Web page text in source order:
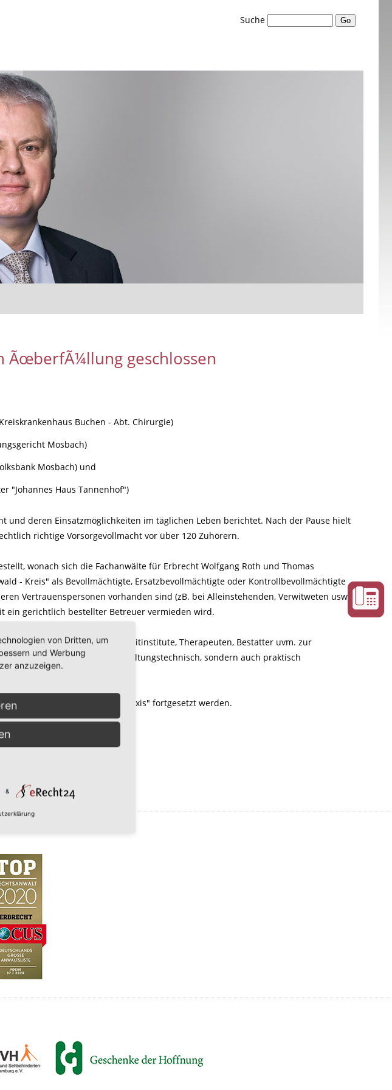
Suche
ÃœberfÃ¼llung geschlossen
Buchen - Abt. Chirurgie)
Mosbach)
Mosbach) und
"Johannes Haus Tannenhof")
und deren Einsatzmöglichkeiten im täglichen Leben berichtet. Nach der Pause hielt
richtige Vorsorgevollmacht vor über 120 Zuhörern.
wonach sich die Fachanwälte für Erbrecht Wolfgang Roth und Thomas
- Kreis" als Bevollmächtigte, Ersatzbevollmächtigte oder Kontrollbevollmächtigte
Vertrauenspersonen vorhanden sind (zB. bei Alleinstehenden, Verwitweten usw.),
ein gerichtlich bestellter Betreuer vermieden wird.
Fachärtze, Pflegeheime, Kreditinstitute, Therapeuten, Bestatter uvm. zur
über VOR.A.N. nicht nur verwaltungstechnisch, sondern auch praktisch
in der Praxis" fortgesetzt werden.
von Dritten, um
und Werbung
anzuzeigen.
&